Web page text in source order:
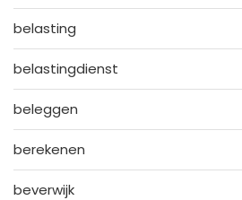
belasting
belastingdienst
beleggen
berekenen
beverwijk